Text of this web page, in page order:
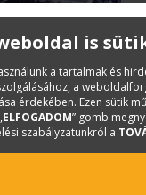
1945-1990
is
a tartalmak és
a
érdekében. Ezen sütik
ELFOGADOM” gomb
szabályzatunkról a